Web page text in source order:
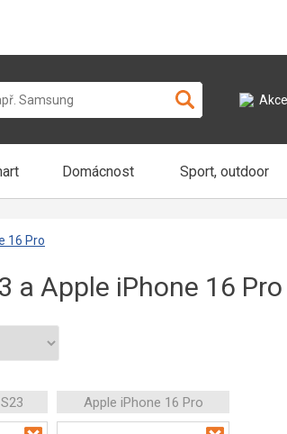
Domácnost Sport, outdoor
16 Pro
a Apple iPhone 16 Pro
Apple iPhone 16 Pro